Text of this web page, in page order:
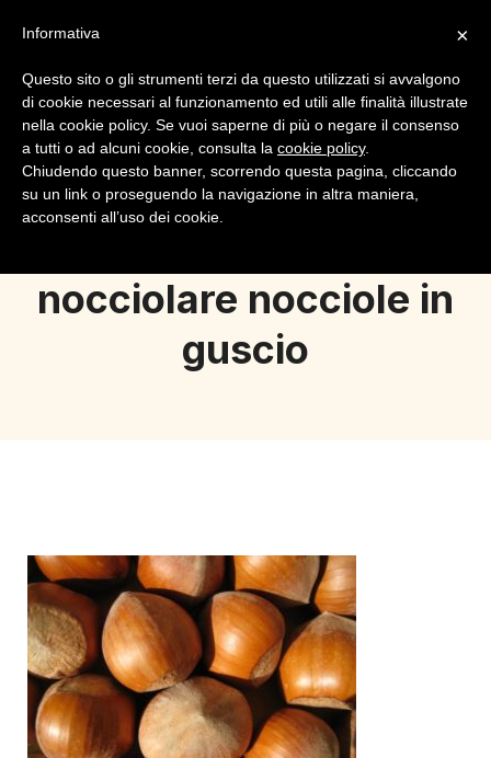
Login Registrazione
nocciolare nocciole in
guscio
×
Informativa
Questo sito o gli strumenti terzi da questo utilizzati si avvalgono
di cookie necessari al funzionamento ed utili alle finalità illustrate
nella cookie policy. Se vuoi saperne di più o negare il consenso
a tutti o ad alcuni cookie, consulta la cookie policy.
Chiudendo questo banner, scorrendo questa pagina, cliccando
su un link o proseguendo la navigazione in altra maniera,
acconsenti all’uso dei cookie.